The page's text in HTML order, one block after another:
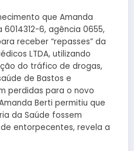
que Amanda
6, agência 0655,
receber “repasses” da
LTDA, utilizando
do tráfico de drogas,
de Bastos e
perdidas para o novo
Berti permitiu que
da Saúde fossem
entorpecentes, revela a